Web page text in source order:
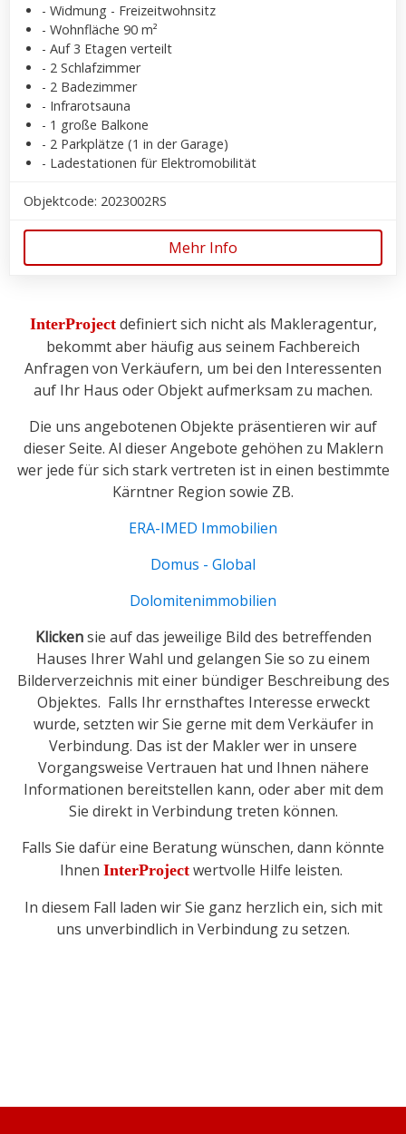
- Widmung - Freizeitwohnsitz
- Wohnfläche 90 m²
- Auf 3 Etagen verteilt
- 2 Schlafzimmer
- 2 Badezimmer
- Infrarotsauna
- 1 große Balkone
- 2 Parkplätze (1 in der Garage)
- Ladestationen für Elektromobilität
Objektcode: 2023002RS
Mehr Info
InterProjectdefiniert sich nicht als Makleragentur,
bekommt aber häufig aus seinem Fachbereich
Anfragen von Verkäufern, um bei den Interessenten
auf Ihr Haus oder Objekt aufmerksam zu machen.
Die uns angebotenen Objekte präsentieren wir auf
dieser Seite. Al dieser Angebote gehöhen zu Maklern
wer jede für sich stark vertreten ist in einen bestimmte
Kärntner Region sowie ZB.
ERA-IMED Immobilien
Domus - Global
Dolomitenimmobilien
Klickensie auf das jeweilige Bild des betreffenden
Hauses Ihrer Wahl und gelangen Sie so zu einem
Bilderverzeichnis mit einer bündiger Beschreibung des
Objektes. Falls Ihr ernsthaftes Interesse erweckt
wurde, setzten wir Sie gerne mit dem Verkäufer in
Verbindung. Das ist der Makler wer in unsere
Vorgangsweise Vertrauen hat und Ihnen nähere
Informationen bereitstellen kann, oder aber mit dem
Sie direkt in Verbindung treten können.
Falls Sie dafür eine Beratung wünschen, dann könnte
Ihnen InterProject wertvolle Hilfe leisten.
In diesem Fall laden wir Sie ganz herzlich ein, sich mit
uns unverbindlich in Verbindung zu setzen.